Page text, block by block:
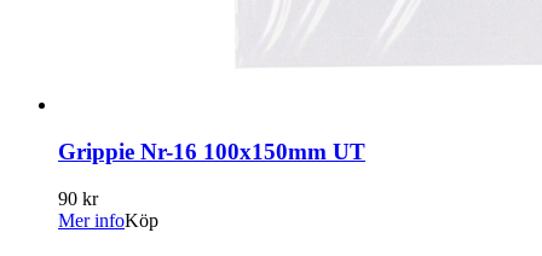
Grippie Nr-16 100x150mm UT
90 kr
Mer infoKöp